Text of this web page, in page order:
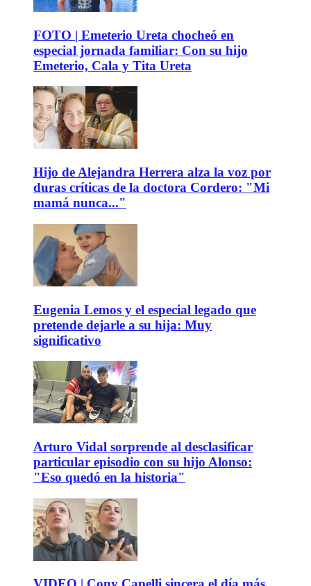
FOTO | Emeterio Ureta chocheó en
especial jornada familiar: Con su hijo
Emeterio, Cala y Tita Ureta
Hijo de Alejandra Herrera alza la voz por
duras críticas de la doctora Cordero: "Mi
mamá nunca..."
Eugenia Lemos y el especial legado que
pretende dejarle a su hija: Muy
significativo
Arturo Vidal sorprende al desclasificar
particular episodio con su hijo Alonso:
"Eso quedó en la historia"